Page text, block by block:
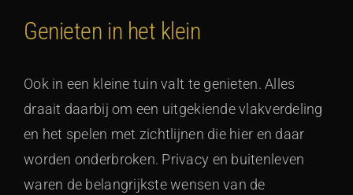
Genieten in het klein
Ook in een kleine tuin valt te genieten. Alles
draait daarbij om een uitgekiende vlakverdeling
en het spelen met zichtlijnen die hier en daar
worden onderbroken. Privacy en buitenleven
waren de belangrijkste wensen van de